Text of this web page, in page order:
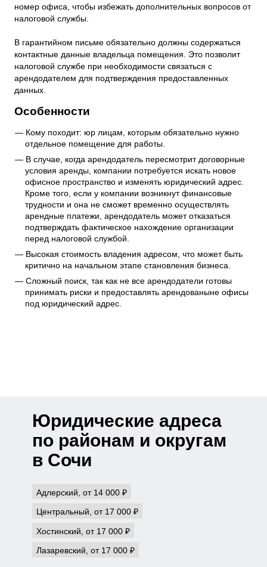
номер офиса, чтобы избежать дополнительных вопросов от
налоговой службы.
В гарантийном письме обязательно должны содержаться
контактные данные владельца помещения. Это позволит
налоговой службе при необходимости связаться с
арендодателем для подтверждения предоставленных
данных.
Особенности
Кому походит: юр лицам, которым обязательно нужно
отдельное помещение для работы.
В случае, когда арендодатель пересмотрит договорные
условия аренды, компании потребуется искать новое
офисное пространство и изменять юридический адрес.
Кроме того, если у компании возникнут финансовые
трудности и она не сможет временно осуществлять
арендные платежи, арендодатель может отказаться
подтверждать фактическое нахождение организации
перед налоговой службой.
Высокая стоимость владения адресом, что может быть
критично на начальном этапе становления бизнеса.
Сложный поиск, так как не все арендодатели готовы
принимать риски и предоставлять арендованыне офисы
под юридический адрес.
Юридические адреса
по районам и округам
в Сочи
Адлерский, от 14 000 ₽
Центральный, от 17 000 ₽
Хостинский, от 17 000 ₽
Лазаревский, от 17 000 ₽